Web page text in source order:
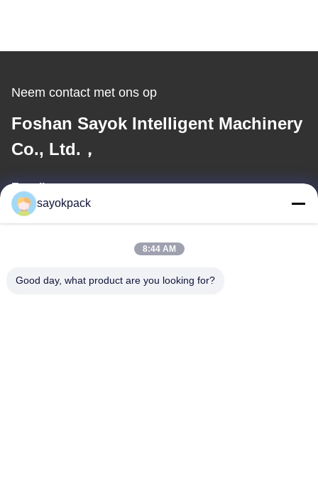
Neem contact met ons op
Foshan Sayok Intelligent Machinery
Co., Ltd.，
E-mail
sayokpack
8:44 AM
Good day, what product are you looking for?